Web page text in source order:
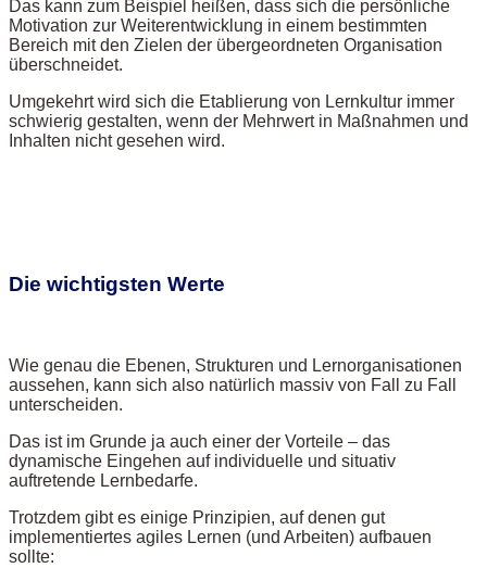
Das kann zum Beispiel heißen, dass sich die persönliche
Motivation zur Weiterentwicklung in einem bestimmten
Bereich mit den Zielen der übergeordneten Organisation
überschneidet.
Umgekehrt wird sich die Etablierung von Lernkultur immer
schwierig gestalten, wenn der Mehrwert in Maßnahmen und
Inhalten nicht gesehen wird.
Die wichtigsten Werte
Wie genau die Ebenen, Strukturen und Lernorganisationen
aussehen, kann sich also natürlich massiv von Fall zu Fall
unterscheiden.
Das ist im Grunde ja auch einer der Vorteile – das
dynamische Eingehen auf individuelle und situativ
auftretende Lernbedarfe.
Trotzdem gibt es einige Prinzipien, auf denen gut
implementiertes agiles Lernen (und Arbeiten) aufbauen
sollte: